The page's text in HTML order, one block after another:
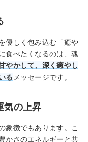
優しく包み込む「癒や
食べたくなるのは、魂
やかして、深く癒やし
る メッセージです。
気の上昇
象徴でもあります。こ
かさのエネルギーと共